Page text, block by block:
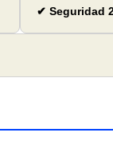
✔ Seguridad